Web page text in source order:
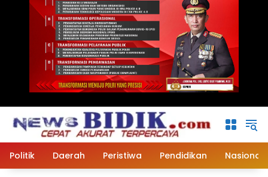
Politik Daerah Peristiwa Pendidikan Nasional